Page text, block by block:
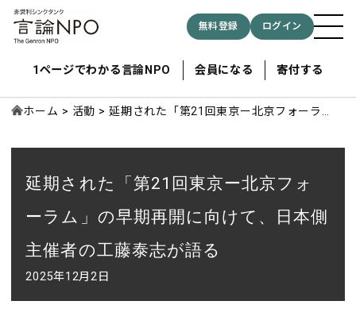
無料登録 ログイン
1ページでわかる言論NPO 会員になる 寄付する
ホーム 活動
延期された「第21回東京ー北京フォーラ
藤泰志が語る
延期された「第21回東京ー北京フォ
ーラム」の早期再開に向けて、日本側
主催者の工藤泰志が語る
2025年12月2日